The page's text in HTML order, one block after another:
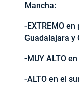
Mancha:
-EXTREMO
Guadalajara y
-MUY ALTO
-ALTO en el